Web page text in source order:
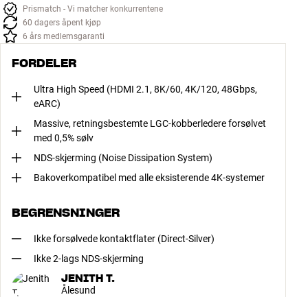
Prismatch - Vi matcher konkurrentene
60 dagers åpent kjøp
6 års medlemsgaranti
FORDELER
Ultra High Speed (HDMI 2.1, 8K/60, 4K/120, 48Gbps,
eARC)
Massive, retningsbestemte LGC-kobberledere forsølvet
med 0,5% sølv
NDS-skjerming (Noise Dissipation System)
Bakoverkompatibel med alle eksisterende 4K-systemer
BEGRENSNINGER
Ikke forsølvede kontaktflater (Direct-Silver)
Ikke 2-lags NDS-skjerming
JENITH T.
Ålesund